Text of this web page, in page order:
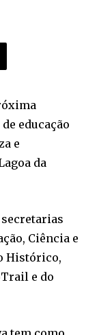
educação
e
da
Ciência e
Histórico,
e do